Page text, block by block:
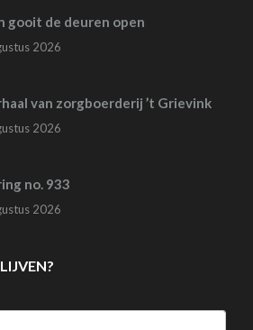
gooit de deuren open
2026
van zorgboerderij ’t Grievink
2026
no. 933
2026